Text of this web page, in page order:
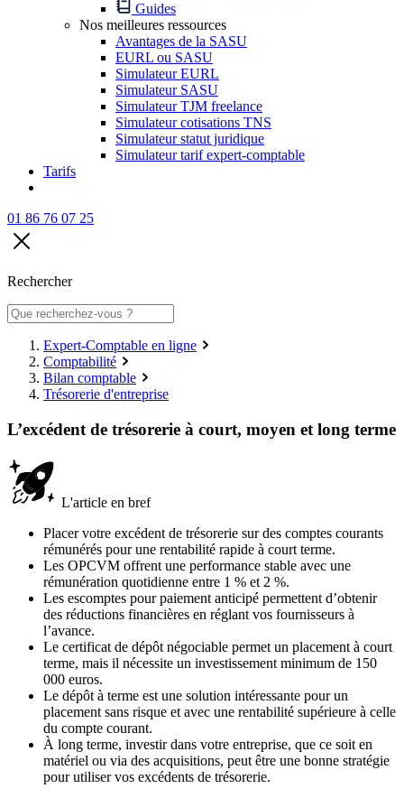
Guides
Nos meilleures ressources
Avantages de la SASU
EURL ou SASU
Simulateur EURL
Simulateur SASU
Simulateur TJM freelance
Simulateur cotisations TNS
Simulateur statut juridique
Simulateur tarif expert-comptable
Tarifs
01 86 76 07 25
Rechercher
Expert-Comptable en ligne
Comptabilité
Bilan comptable
Trésorerie d'entreprise
L’excédent de trésorerie à court, moyen et long terme
L'article en bref
Placer votre excédent de trésorerie sur des comptes courants
rémunérés pour une rentabilité rapide à court terme.
Les OPCVM offrent une performance stable avec une
rémunération quotidienne entre 1 % et 2 %.
Les escomptes pour paiement anticipé permettent d’obtenir
des réductions financières en réglant vos fournisseurs à
l’avance.
Le certificat de dépôt négociable permet un placement à court
terme, mais il nécessite un investissement minimum de 150
000 euros.
Le dépôt à terme est une solution intéressante pour un
placement sans risque et avec une rentabilité supérieure à celle
du compte courant.
À long terme, investir dans votre entreprise, que ce soit en
matériel ou via des acquisitions, peut être une bonne stratégie
pour utiliser vos excédents de trésorerie.